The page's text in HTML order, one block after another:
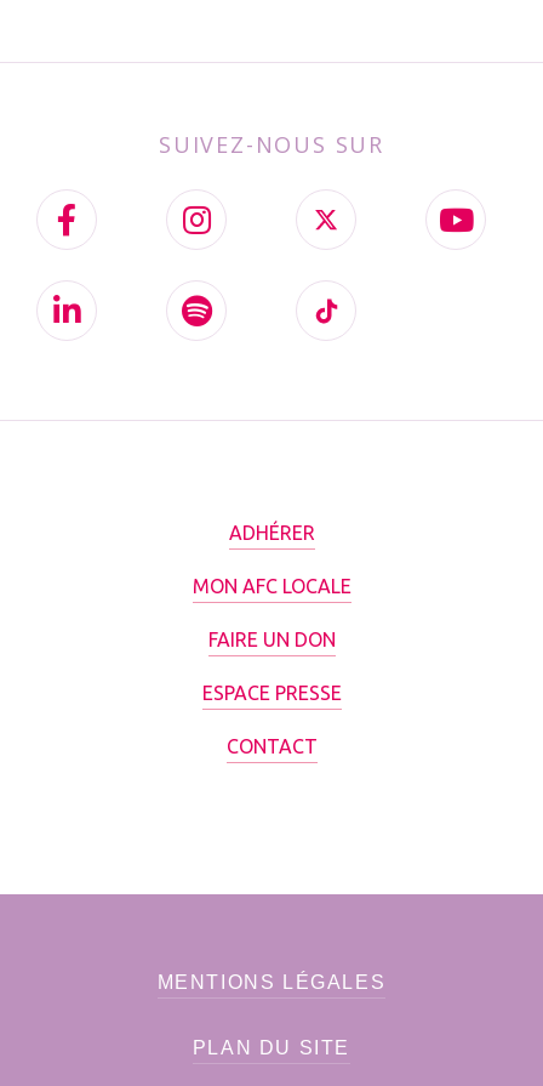
SUIVEZ-NOUS SUR
ADHÉRER
MON AFC LOCALE
FAIRE UN DON
ESPACE PRESSE
CONTACT
MENTIONS LÉGALES
PLAN DU SITE